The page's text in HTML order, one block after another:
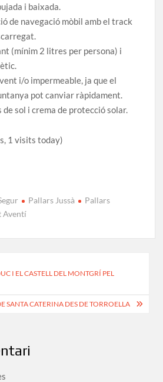
i baixada.
de navegació mòbil amb el track
(mínim 2 litres per persona) i
i/o impermeable, ja que el
pot canviar ràpidament.
sol i crema de protecció solar.
1 visits today)
Pallars Jussà
Pallars
Aventí
I EL CASTELL DEL MONTGRÍ PEL
SANTA CATERINA DES DE TORROELLA